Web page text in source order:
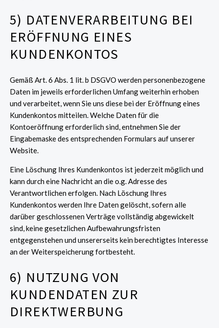
5) DATENVERARBEITUNG BEI
ERÖFFNUNG EINES
KUNDENKONTOS
Gemäß Art. 6 Abs. 1 lit. b DSGVO werden personenbezogene
Daten im jeweils erforderlichen Umfang weiterhin erhoben
und verarbeitet, wenn Sie uns diese bei der Eröffnung eines
Kundenkontos mitteilen. Welche Daten für die
Kontoeröffnung erforderlich sind, entnehmen Sie der
Eingabemaske des entsprechenden Formulars auf unserer
Website.
Eine Löschung Ihres Kundenkontos ist jederzeit möglich und
kann durch eine Nachricht an die o.g. Adresse des
Verantwortlichen erfolgen. Nach Löschung Ihres
Kundenkontos werden Ihre Daten gelöscht, sofern alle
darüber geschlossenen Verträge vollständig abgewickelt
sind, keine gesetzlichen Aufbewahrungsfristen
entgegenstehen und unsererseits kein berechtigtes Interesse
an der Weiterspeicherung fortbesteht.
6) NUTZUNG VON
KUNDENDATEN ZUR
DIREKTWERBUNG